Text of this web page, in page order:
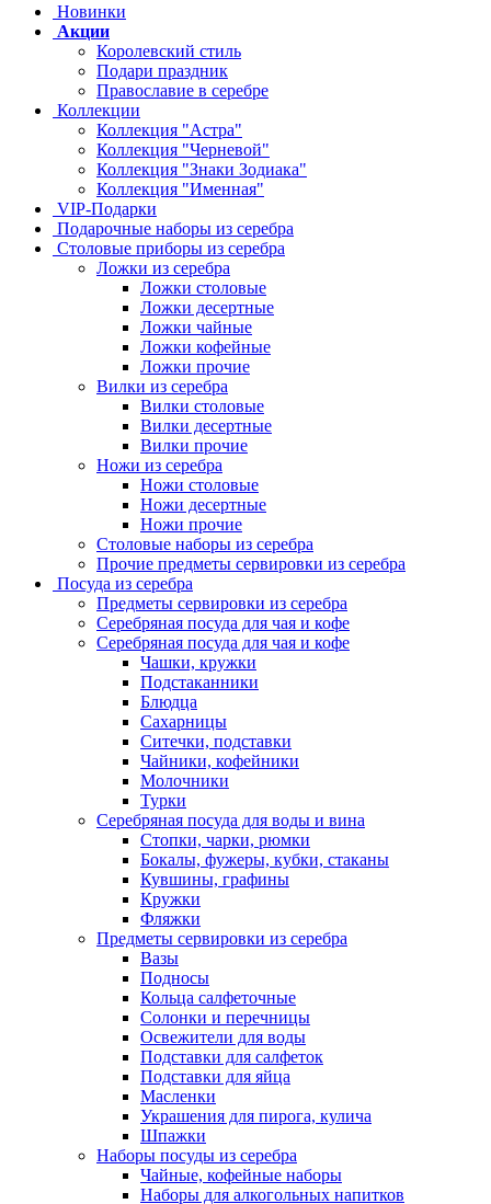
Новинки
Акции
Королевский стиль
Подари праздник
Православие в серебре
Коллекции
Коллекция "Астра"
Коллекция "Черневой"
Коллекция "Знаки Зодиака"
Коллекция "Именная"
VIP-Подарки
Подарочные наборы из серебра
Столовые приборы из серебра
Ложки из серебра
Ложки столовые
Ложки десертные
Ложки чайные
Ложки кофейные
Ложки прочие
Вилки из серебра
Вилки столовые
Вилки десертные
Вилки прочие
Ножи из серебра
Ножи столовые
Ножи десертные
Ножи прочие
Столовые наборы из серебра
Прочие предметы сервировки из серебра
Посуда из серебра
Предметы сервировки из серебра
Серебряная посуда для чая и кофе
Серебряная посуда для чая и кофе
Чашки, кружки
Подстаканники
Блюдца
Сахарницы
Ситечки, подставки
Чайники, кофейники
Молочники
Турки
Серебряная посуда для воды и вина
Стопки, чарки, рюмки
Бокалы, фужеры, кубки, стаканы
Кувшины, графины
Кружки
Фляжки
Предметы сервировки из серебра
Вазы
Подносы
Кольца салфеточные
Солонки и перечницы
Освежители для воды
Подставки для салфеток
Подставки для яйца
Масленки
Украшения для пирога, кулича
Шпажки
Наборы посуды из серебра
Чайные, кофейные наборы
Наборы для алкогольных напитков